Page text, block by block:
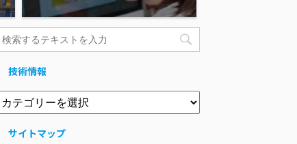
技術情報
サイトマップ